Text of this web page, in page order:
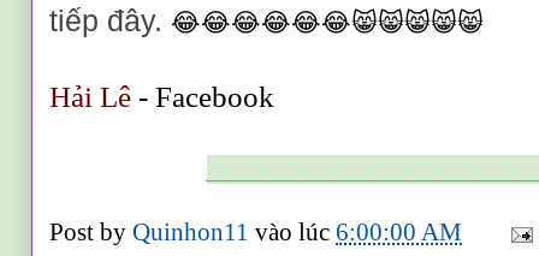
tiếp đây. 😂😂😂😂😂😂😸😸😸😸😸
Hải Lê - Facebook
Post byQuinhon11vào lúc 6:00:00 AM